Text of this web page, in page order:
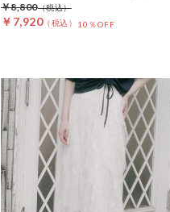
￥7,920 10％OFF
￥8,800